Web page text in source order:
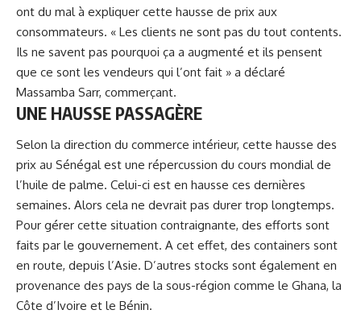
ont du mal à expliquer cette hausse de prix aux
consommateurs. « Les clients ne sont pas du tout contents.
Ils ne savent pas pourquoi ça a augmenté et ils pensent
que ce sont les vendeurs qui l’ont fait » a déclaré
Massamba Sarr, commerçant.
UNE HAUSSE PASSAGÈRE
Selon la direction du commerce intérieur, cette hausse des
prix au Sénégal est une répercussion du cours mondial de
l’huile de palme. Celui-ci est en hausse ces dernières
semaines. Alors cela ne devrait pas durer trop longtemps.
Pour gérer cette situation contraignante, des efforts sont
faits par le gouvernement. A cet effet, des containers sont
en route, depuis l’Asie. D’autres stocks sont également en
provenance des pays de la sous-région comme le Ghana, la
Côte d’Ivoire et le Bénin.